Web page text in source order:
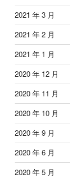
2021 年 3 月
2021 年 2 月
2021 年 1 月
2020 年 12 月
2020 年 11 月
2020 年 10 月
2020 年 9 月
2020 年 6 月
2020 年 5 月